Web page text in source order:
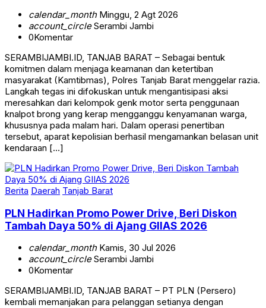
account_circleSerambi Jambi
0Komentar
komitmen dalam menjaga keamanan dan ketertiban
masyarakat (Kamtibmas), Polres Tanjab Barat menggelar razia.
Langkah tegas ini difokuskan untuk mengantisipasi aksi
meresahkan dari kelompok genk motor serta penggunaan
knalpot brong yang kerap mengganggu kenyamanan warga,
khususnya pada malam hari. Dalam operasi penertiban
tersebut, aparat kepolisian berhasil mengamankan belasan unit
kendaraan […]
Berita Daerah Tanjab Barat
Tambah Daya 50% di Ajang GIIAS 2026
account_circleSerambi Jambi
0Komentar
kembali memanjakan para pelanggan setianya dengan
menghadirkan promo spesial bertajuk “Power Drive”. Melalui